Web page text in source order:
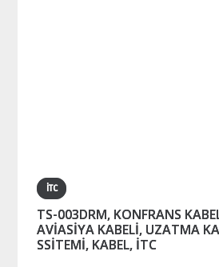
İTC
TS-003DRM, KONFRANS
AVİASİYA KABELİ, UZATMA
SSİTEMİ, KABEL, İTC